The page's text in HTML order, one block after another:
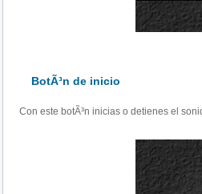
BotÃ³n de inicio
Con este botÃ³n inicias o detienes el